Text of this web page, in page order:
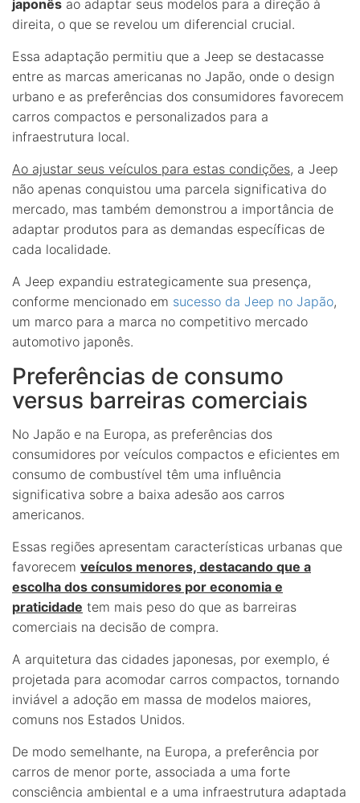
japonês ao adaptar seus modelos para a direção à
direita, o que se revelou um diferencial crucial.
Essa adaptação permitiu que a Jeep se destacasse
entre as marcas americanas no Japão, onde o design
urbano e as preferências dos consumidores favorecem
carros compactos e personalizados para a
infraestrutura local.
Ao ajustar seus veículos para estas condições, a Jeep
não apenas conquistou uma parcela significativa do
mercado, mas também demonstrou a importância de
adaptar produtos para as demandas específicas de
cada localidade.
A Jeep expandiu estrategicamente sua presença,
conforme mencionado em sucesso da Jeep no Japão,
um marco para a marca no competitivo mercado
automotivo japonês.
Preferências de consumo
versus barreiras comerciais
No Japão e na Europa, as preferências dos
consumidores por veículos compactos e eficientes em
consumo de combustível têm uma influência
significativa sobre a baixa adesão aos carros
americanos.
Essas regiões apresentam características urbanas que
favorecem veículos menores, destacando que a
escolha dos consumidores por economia e
praticidade tem mais peso do que as barreiras
comerciais na decisão de compra.
A arquitetura das cidades japonesas, por exemplo, é
projetada para acomodar carros compactos, tornando
inviável a adoção em massa de modelos maiores,
comuns nos Estados Unidos.
De modo semelhante, na Europa, a preferência por
carros de menor porte, associada a uma forte
consciência ambiental e a uma infraestrutura adaptada